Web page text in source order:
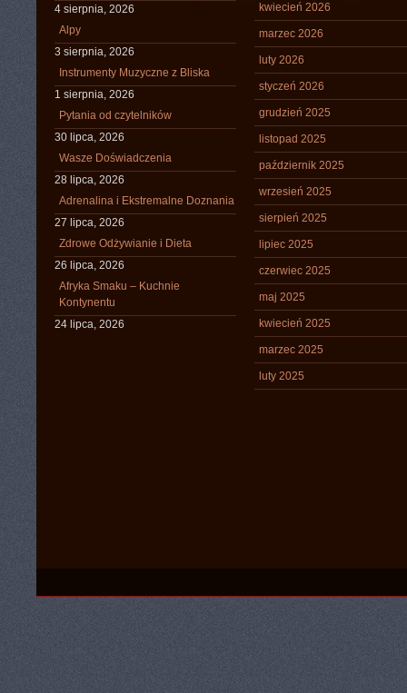
4 sierpnia, 2026
Alpy
3 sierpnia, 2026
Instrumenty Muzyczne z Bliska
1 sierpnia, 2026
Pytania od czytelników
30 lipca, 2026
Wasze Doświadczenia
28 lipca, 2026
Adrenalina i Ekstremalne Doznania
27 lipca, 2026
Zdrowe Odżywianie i Dieta
26 lipca, 2026
Afryka Smaku – Kuchnie
Kontynentu
24 lipca, 2026
kwiecień 2026
marzec 2026
luty 2026
styczeń 2026
grudzień 2025
listopad 2025
październik 2025
wrzesień 2025
sierpień 2025
lipiec 2025
czerwiec 2025
maj 2025
kwiecień 2025
marzec 2025
luty 2025